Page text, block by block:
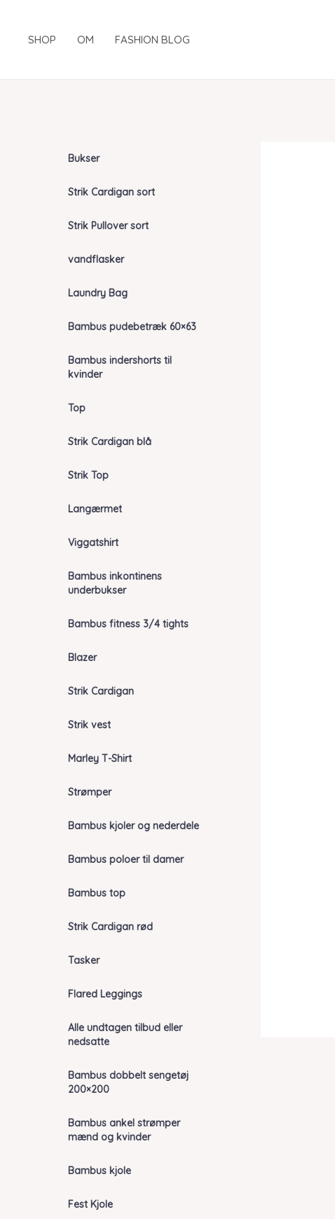
SHOP OM FASHION BLOG
Bukser
Strik Cardigan sort
Strik Pullover sort
vandflasker
Laundry Bag
Bambus pudebetræk 60×63
Bambus indershorts til
kvinder
Top
Strik Cardigan blå
Strik Top
Langærmet
Viggatshirt
Bambus inkontinens
underbukser
Bambus fitness 3/4 tights
Blazer
Strik Cardigan
Strik vest
Marley T-Shirt
Strømper
Bambus kjoler og nederdele
Bambus poloer til damer
Bambus top
Strik Cardigan rød
Tasker
Flared Leggings
Alle undtagen tilbud eller
nedsatte
Bambus dobbelt sengetøj
200×200
Bambus ankel strømper
mænd og kvinder
Bambus kjole
Fest Kjole